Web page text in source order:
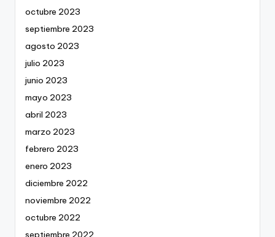
octubre 2023
septiembre 2023
agosto 2023
julio 2023
junio 2023
mayo 2023
abril 2023
marzo 2023
febrero 2023
enero 2023
diciembre 2022
noviembre 2022
octubre 2022
septiembre 2022